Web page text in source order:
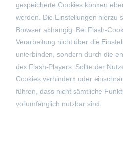
gespeicherte Cookies können
werden. Die Einstellungen hierzu
Browser abhängig. Bei Flash-
Verarbeitung nicht über die
unterbinden, sondern durch die
des Flash-Players. Sollte der
Cookies verhindern oder
führen, dass nicht sämtliche
vollumfänglich nutzbar sind.